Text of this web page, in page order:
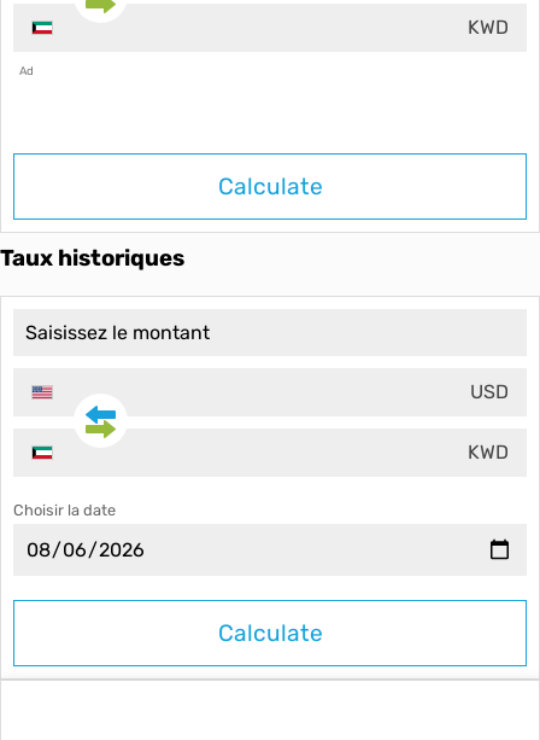
KWD
Ad
Calculate
Taux historiques
USD
KWD
Choisir la date